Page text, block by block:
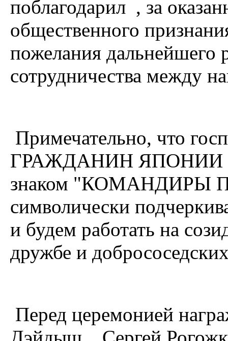
поблагодарил , за
общественного
пожелания дальнейшего
сотрудничества между
Примечательно, что
ГРАЖДАНИН ЯПОНИИ ,
знаком "КОМАНДИРЫ
символически
и будем работать на
дружбе и
Перед церемонией